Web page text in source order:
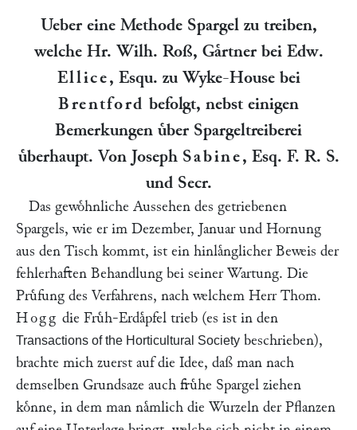
Ueber eine Methode Spargel zu treiben,
welche Hr. Wilh. Roß, Gaͤrtner bei Edw.
Ellice, Esqu. zu Wyke-House bei
Brentford befolgt, nebst einigen
Bemerkungen uͤber Spargeltreiberei
uͤberhaupt. Von Joseph Sabine, Esq. F. R. S.
und Secr.
Das gewoͤhnliche Aussehen des getriebenen
Spargels, wie er im Dezember, Januar und Hornung
aus den Tisch kommt, ist ein hinlaͤnglicher Beweis der
fehlerhaften Behandlung bei seiner Wartung. Die
Pruͤfung des Verfahrens, nach welchem Herr Thom.
Hogg die Fruͤh-Erdaͤpfel trieb (es ist in den
Transactions of the Horticultural Society beschrieben),
brachte mich zuerst auf die Idee, daß man nach
demselben Grundsaze auch fruͤhe Spargel ziehen
koͤnne, in dem man naͤmlich die Wurzeln der Pflanzen